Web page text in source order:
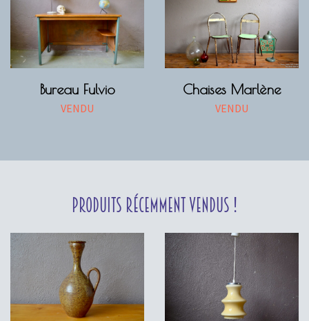
Bureau Fulvio
VENDU
Chaises Marlène
VENDU
Produits récemment vendus !